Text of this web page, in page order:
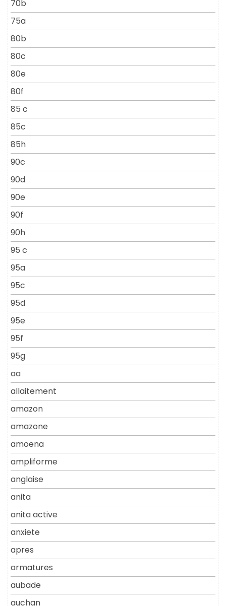
70b
75a
80b
80c
80e
80f
85 c
85c
85h
90c
90d
90e
90f
90h
95 c
95a
95c
95d
95e
95f
95g
aa
allaitement
amazon
amazone
amoena
ampliforme
anglaise
anita
anita active
anxiete
apres
armatures
aubade
auchan